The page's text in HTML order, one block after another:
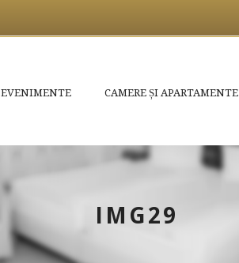
EVENIMENTE CAMERE ȘI APARTAMENTE
IMG29